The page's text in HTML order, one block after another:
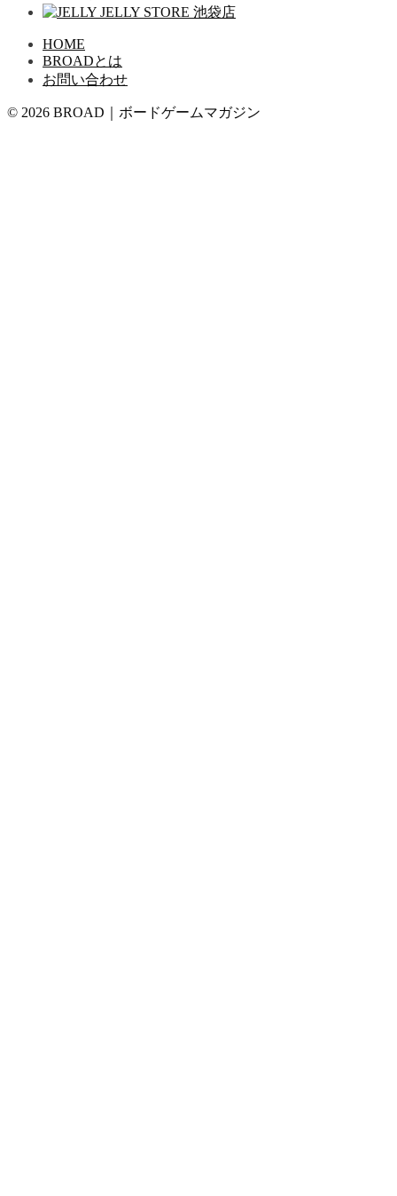
HOME
BROADとは
お問い合わせ
© 2026 BROAD｜ボードゲームマガジン